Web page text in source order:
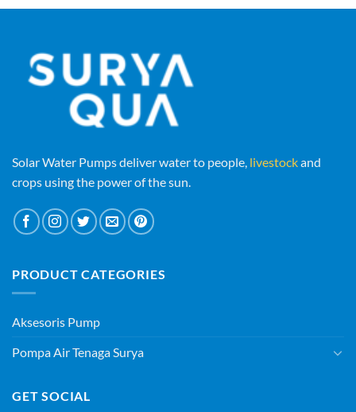
Solar Water Pumps deliver water to people, livestockand
crops using the power of the sun.
PRODUCT CATEGORIES
Aksesoris Pump
Pompa Air Tenaga Surya
GET SOCIAL